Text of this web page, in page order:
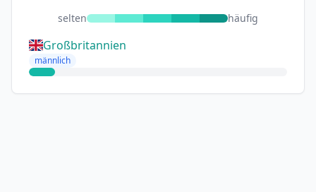
selten häufig
Großbritannien
männlich